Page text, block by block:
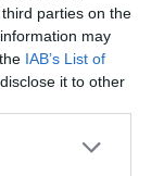
parties on the
may
IAB’s List of
it to other
or more Google
τον
Ο λόγος της